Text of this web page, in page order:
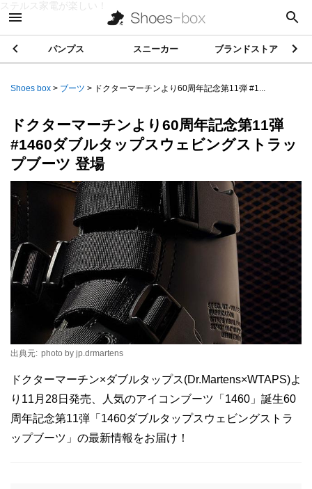
ステルス家電が楽しい！
パンプス スニーカー ブランドストア
Shoes box > ブーツ > ドクターマーチンより60周年記念第11弾 #1...
ドクターマーチンより60周年記念第11弾
#1460ダブルタップスウェビングストラッ
プブーツ 登場
出典元: photo by jp.drmartens
ドクターマーチン×ダブルタップス(Dr.Martens×WTAPS)よ
り11月28日発売、人気のアイコンブーツ「1460」誕生60
周年記念第11弾「1460ダブルタップスウェビングストラ
ップブーツ」の最新情報をお届け！